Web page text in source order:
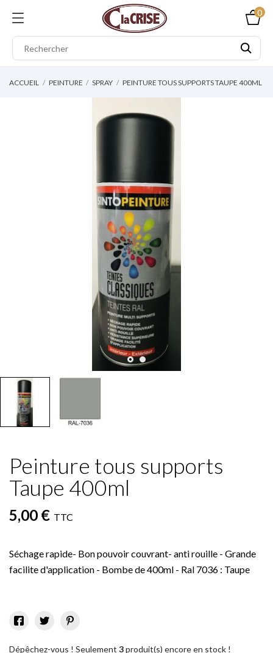
0
ACCUEIL PEINTURE SPRAY PEINTURE TOUS SUPPORTS TAUPE 400ML
Peinture tous supports
Taupe 400ml
5,00 € TTC
Séchage rapide- Bon pouvoir couvrant- anti rouille - Grande
facilite d'application - Bombe de 400ml - Ral 7036 : Taupe
Dépêchez-vous ! Seulement 3produit(s) encore en stock !